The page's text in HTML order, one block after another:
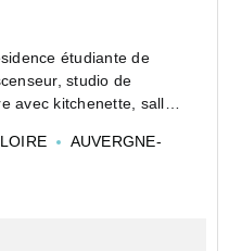
étudiante de
studio de
avec kitchenette, salle
serein.
LOIRE
AUVERGNE-